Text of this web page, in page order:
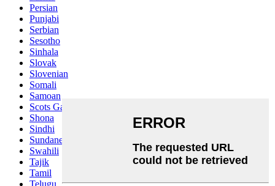
Persian
Punjabi
Serbian
Sesotho
Sinhala
Slovak
Slovenian
Somali
Samoan
Scots Gaelic
Shona
Sindhi
Sundanese
Swahili
Tajik
Tamil
Telugu